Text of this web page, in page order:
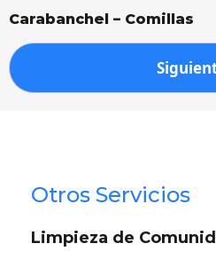
Carabanchel – Comillas
Otros Servicios
Limpieza de